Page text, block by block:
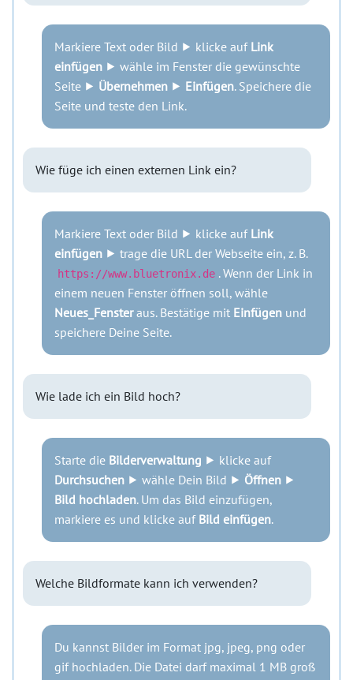
Markiere Text oder Bild ⯈ klicke auf Link
einfügen ⯈ wähle im Fenster die gewünschte
Seite ⯈ Übernehmen ⯈ Einfügen. Speichere die
Seite und teste den Link.
Wie füge ich einen externen Link ein?
Markiere Text oder Bild ⯈ klicke auf Link
einfügen ⯈ trage die URL der Webseite ein, z. B.
https://www.bluetronix.de . Wenn der Link in
einem neuen Fenster öffnen soll, wähle
Neues_Fensteraus. Bestätige mit Einfügen und
speichere Deine Seite.
Wie lade ich ein Bild hoch?
Starte die Bilderverwaltung ⯈ klicke auf
Durchsuchen ⯈ wähle Dein Bild ⯈ Öffnen ⯈
Bild hochladen. Um das Bild einzufügen,
markiere es und klicke auf Bild einfügen.
Welche Bildformate kann ich verwenden?
Du kannst Bilder im Format jpg, jpeg, png oder
gif hochladen. Die Datei darf maximal 1 MB groß